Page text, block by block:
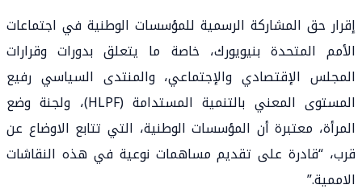
إقرار حق المشاركة الرسمية للمؤسسات الوطنية في اجتماعات
الأمم المتحدة بنيويورك، خاصة ما يتعلق بدورات وقرارات
المجلس الإقتصادي والإجتماعي، والمنتدى السياسي رفيع
المستوى المعني بالتنمية المستدامة (HLPF)، ولجنة وضع
المرأة، معتبرة أن المؤسسات الوطنية، التي تتابع الاوضاع عن
قرب، “قادرة على تقديم مساهمات نوعية في هذه النقاشات
الاممية.”